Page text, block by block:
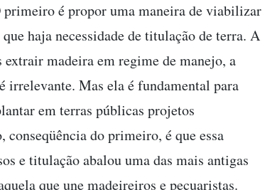
primeiro é propor uma maneira de viabilizar
haja necessidade de titulação de terra. A
extrair madeira em regime de manejo, a
irrelevante. Mas ela é fundamental para
em terras públicas projetos
do primeiro, é que essa
e titulação abalou uma das mais antigas
que une madeireiros e pecuaristas.